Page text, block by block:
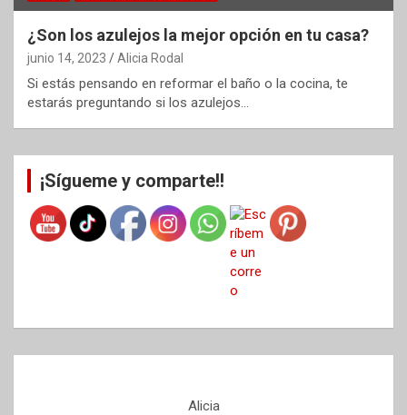
¿Son los azulejos la mejor opción en tu casa?
junio 14, 2023 Alicia Rodal
Si estás pensando en reformar el baño o la cocina, te
estarás preguntando si los azulejos…
¡Sígueme y comparte!!
Alicia